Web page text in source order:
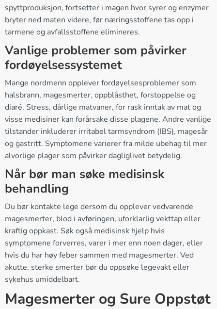
spyttproduksjon, fortsetter i magen hvor syrer og enzymer
bryter ned maten videre, før næringsstoffene tas opp i
tarmene og avfallsstoffene elimineres.
Vanlige problemer som påvirker
fordøyelsessystemet
Mange nordmenn opplever fordøyelsesproblemer som
halsbrann, magesmerter, oppblåsthet, forstoppelse og
diaré. Stress, dårlige matvaner, for rask inntak av mat og
visse medisiner kan forårsake disse plagene. Andre vanlige
tilstander inkluderer irritabel tarmsyndrom (IBS), magesår
og gastritt. Symptomene varierer fra milde ubehag til mer
alvorlige plager som påvirker dagliglivet betydelig.
Når bør man søke medisinsk
behandling
Du bør kontakte lege dersom du opplever vedvarende
magesmerter, blod i avføringen, uforklarlig vekttap eller
kraftig oppkast. Søk også medisinsk hjelp hvis
symptomene forverres, varer i mer enn noen dager, eller
hvis du har høy feber sammen med magesmerter. Ved
akutte, sterke smerter bør du oppsøke legevakt eller
sykehus umiddelbart.
Magesmerter og Sure Oppstøt